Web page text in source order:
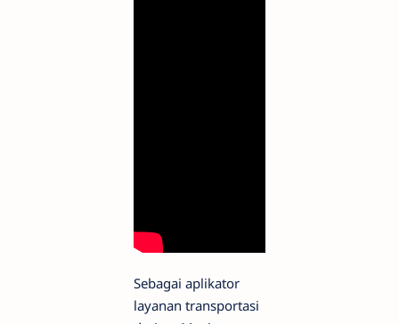
Sebagai aplikator
layanan transportasi